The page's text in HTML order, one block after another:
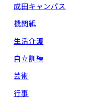
成田キャンパス
機関紙
生活介護
自立訓練
芸術
行事